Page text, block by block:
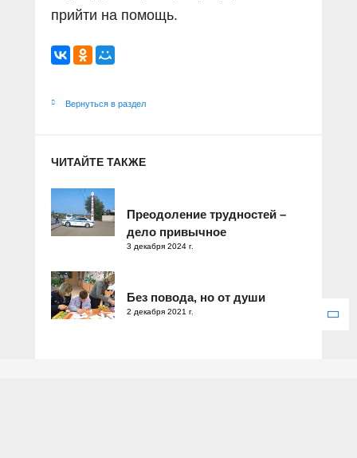
прийти на помощь.
Вернуться в раздел
ЧИТАЙТЕ ТАКЖЕ
Преодоление трудностей –
дело привычное
3 декабря 2024 г.
Без повода, но от души
2 декабря 2021 г.